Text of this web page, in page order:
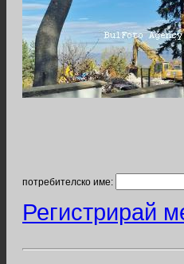
потребителско име:
Регистрирай